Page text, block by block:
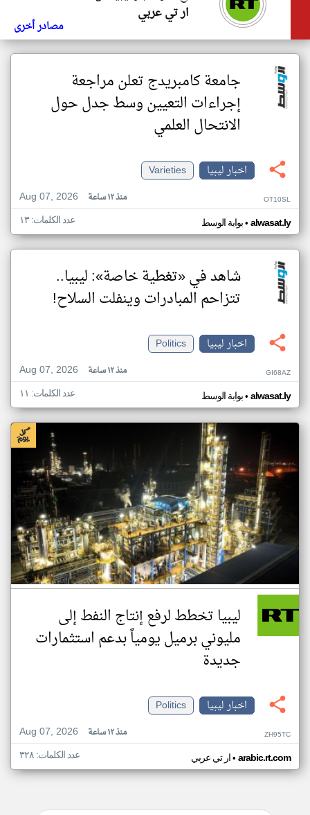
ار تي عربي
مصادر أخرى
جامعة كامبريدج تعلن مراجعة
إجراءات التعيين وسط جدل حول
الانتحال العلمي
اخبار ليبيا
Varieties
Aug 07, 2026
منذ ١٢ ساعة OT10SL
بوابة الوسط• alwasat.ly عدد الكلمات: ١٣
شاهد في «تغطية خاصة»: ليبيا..
تتزاحم المبادرات وينفلت السلاح!
اخبار ليبيا
Politics
Aug 07, 2026
منذ ١٢ ساعة GI68AZ
بوابة الوسط• alwasat.ly عدد الكلمات: ١١
ليبيا تخطط لرفع إنتاج النفط إلى
مليوني برميل يومياً بدعم استثمارات
جديدة
اخبار ليبيا
Politics
Aug 07, 2026
منذ ١٢ ساعة ZH95TC
ار تي عربي• arabic.rt.com عدد الكلمات: ٣٢٨